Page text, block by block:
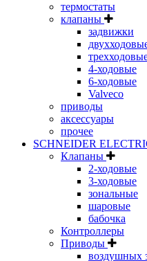
термостаты
клапаны
задвижки
4-ходовые
6-ходовые
Valveco
приводы
аксессуары
прочее
SCHNEIDER
Клапаны
2-ходовые
3-ходовые
зональные
шаровые
бабочка
Контроллеры
Приводы
воздушных